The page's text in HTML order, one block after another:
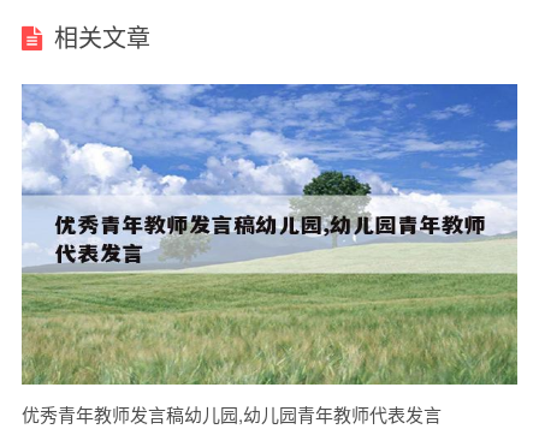
相关文章
优秀青年教师发言稿幼儿园,幼儿园青年教师代表发言